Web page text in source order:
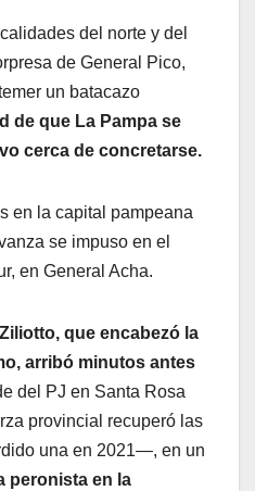
del norte y del
de General Pico,
un batacazo
de que La Pampa se
cerca de concretarse.
en la capital pampeana
se impuso en el
en General Acha.
que encabezó la
arribó minutos antes
del PJ en Santa Rosa
provincial recuperó las
una en 2021—, en un
peronista en la